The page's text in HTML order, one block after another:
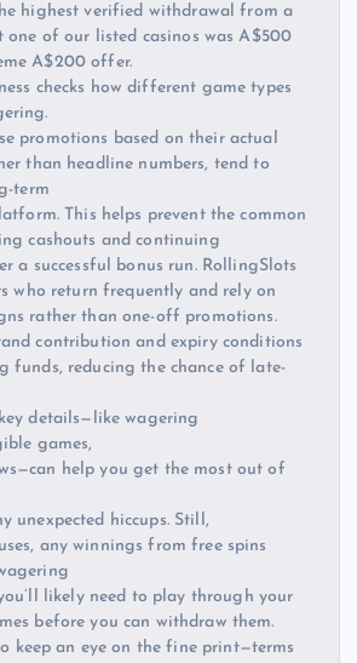
highest verified withdrawal from a
one of our listed casinos was A$500
A$200 offer.
checks how different game types
promotions based on their actual
than headline numbers, tend to
term
This helps prevent the common
cashouts and continuing
a successful bonus run. RollingSlots
who return frequently and rely on
rather than one-off promotions.
contribution and expiry conditions
funds, reducing the chance of late-
details—like wagering
games,
help you get the most out of
unexpected hiccups. Still,
any winnings from free spins
likely need to play through your
before you can withdraw them.
keep an eye on the fine print—terms